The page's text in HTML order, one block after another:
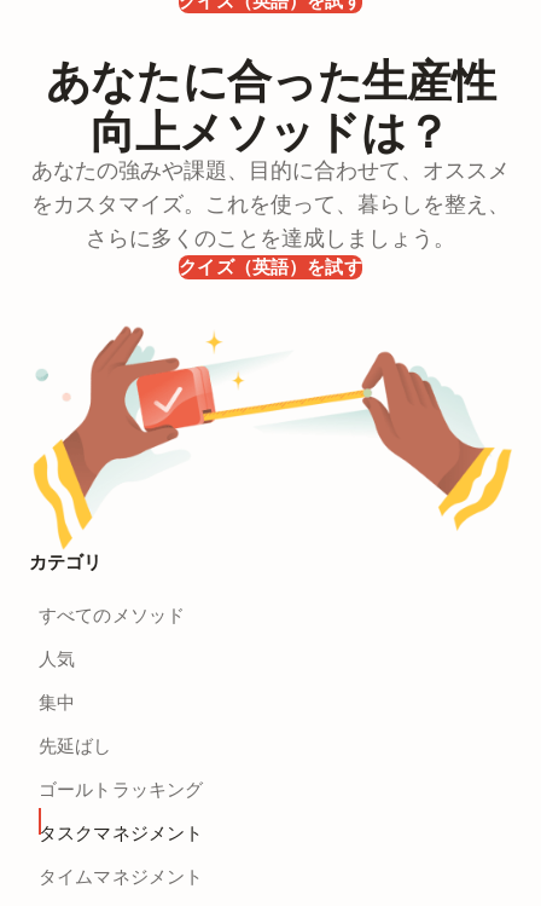
あなたに合った生産性
向上メソッドは？
あなたの強みや課題、目的に合わせて、オススメ
をカスタマイズ。これを使って、暮らしを整え、
さらに多くのことを達成しましょう。
クイズ（英語）を試す
カテゴリ
すべてのメソッド
人気
集中
先延ばし
ゴールトラッキング
タスクマネジメント
タイムマネジメント